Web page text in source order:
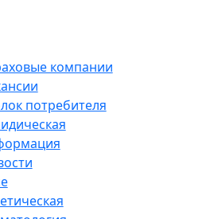
компании
потребителя